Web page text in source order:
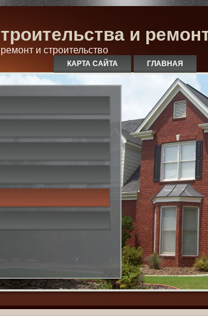
и
и строительство
КАРТА САЙТА ГЛАВНАЯ